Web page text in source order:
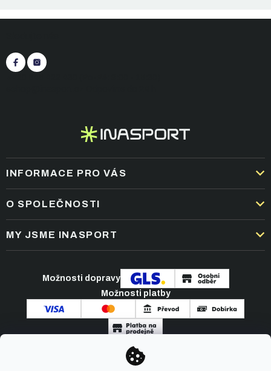
a
INFORMACE PRO VÁS
DOPRAVA A PLATBA
OBCHODNÍ PODMÍNKY
REKLAMACE A VRÁCENÍ ZBOŽÍ
PODMÍNKY AKCÍ
O SPOLEČNOSTI
KARIÉRA
NEJČASTĚJŠÍ OTÁZKY
MY JSME INASPORT
ČLÁNKY A NOVINKY
KONTAKT
Možnosti dopravy
Možnosti platby